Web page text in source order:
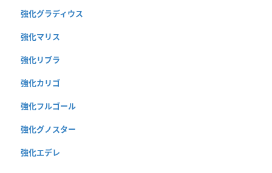
強化グラディウス
強化マリス
強化リブラ
強化カリゴ
強化フルゴール
強化グノスター
強化エデレ